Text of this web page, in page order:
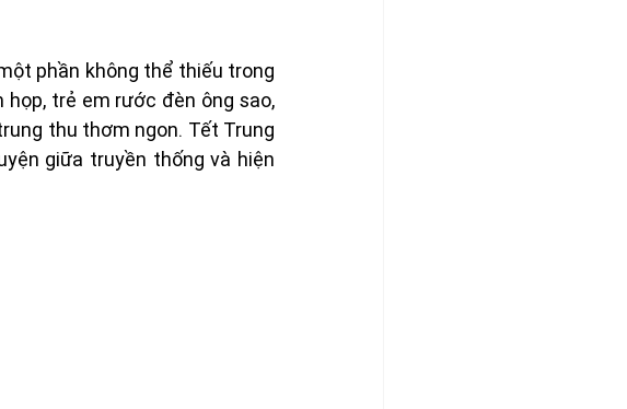
phần không thể thiếu trong
trẻ em rước đèn ông sao,
thu thơm ngon. Tết Trung
giữa truyền thống và hiện